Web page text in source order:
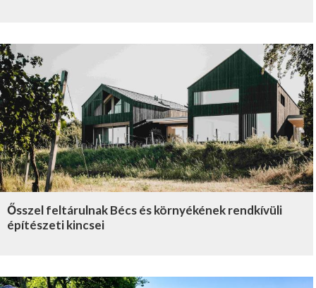
Ősszel feltárulnak Bécs és környékének rendkívüli
építészeti kincsei